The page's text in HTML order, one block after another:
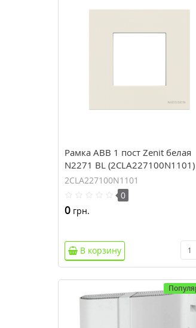
Рамка ABB 1 пост Zenit белая
N2271 BL (2CLA227100N1101)
2CLA227100N1101
0
0 грн.
В корзину